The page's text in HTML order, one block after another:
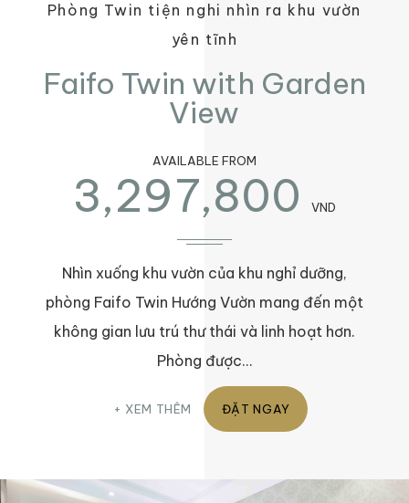
Phòng Twin tiện nghi nhìn ra khu vườn
yên tĩnh
Faifo Twin with Garden
View
AVAILABLE FROM
3,297,800 VND
Nhìn xuống khu vườn của khu nghỉ dưỡng,
phòng Faifo Twin Hướng Vườn mang đến một
không gian lưu trú thư thái và linh hoạt hơn.
Phòng được…
XEM THÊM ĐẶT NGAY